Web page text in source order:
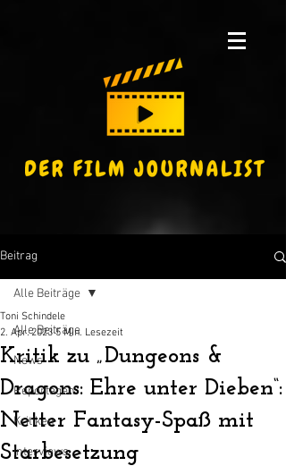
Beitrag
Alle Beiträge
News
Reportagen
Kritiken
Interviews
Alle Beiträge
Kritik zu „Dungeons &
Dragons: Ehre unter Dieben“:
Netter Fantasy-Spaß mit
Starbesetzung
Toni Schindele
2. Apr. 2023 5 Min. Lesezeit